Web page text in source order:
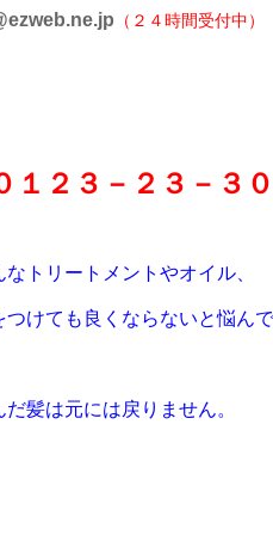
（２４時間受付中）
１２３－２３－３
トリートメントやオイル、
けても良くならないと悩んで
髪は元には戻りません。